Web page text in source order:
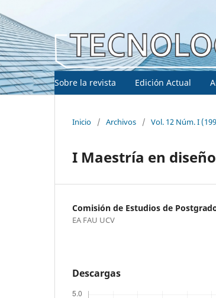
Sobre la revista Edición Actual
Inicio / Archivos / Vol. 12 Núm. I
I Maestría en
Comisión de Estudios de
EA FAU UCV
Descargas